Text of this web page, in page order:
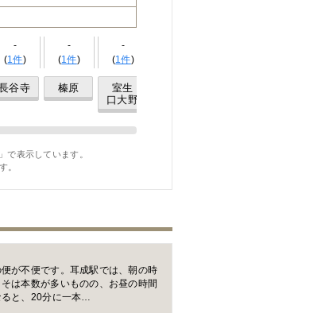
-
(1件)
谷寺
-
(1件)
榛原
-
(1件)
室生
口大野
表示しています。
。
便が不便です。耳成駅では、朝の時
は本数が多いものの、お昼の時間
と、20分に一本…